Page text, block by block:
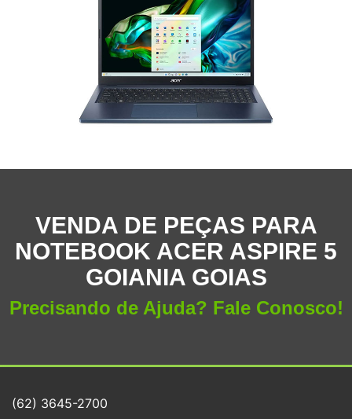
VENDA DE PEÇAS PARA
NOTEBOOK ACER ASPIRE 5
GOIANIA GOIAS
Precisando de Ajuda? Fale Conosco!
(62) 3645-2700